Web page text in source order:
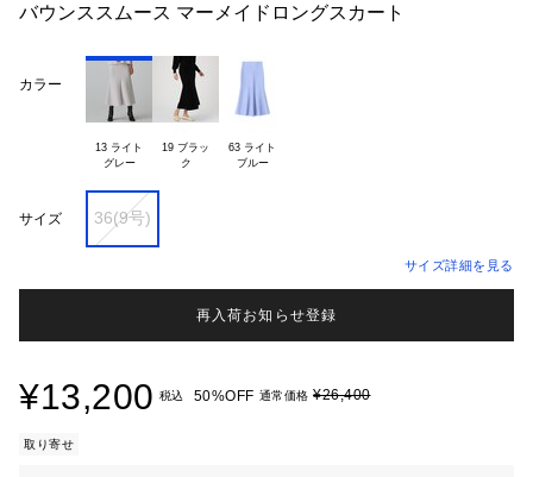
バウンススムース マーメイドロングスカート
カラー
13 ライト
グレー
19 ブラッ
63 ライト
ブルー
サイズ 36(9号)
サイズ詳細を見る
再入荷お知らせ登録
¥13,200 税込 50%OFF 通常価格 ¥26,400
取り寄せ